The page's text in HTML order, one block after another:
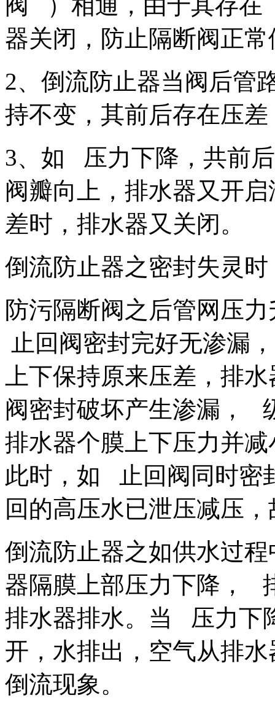
器关闭，防止隔断阀正常
2、倒流防止器当阀后管
持不变，其前后存在压
3、如 压力下降，共前
阀瓣向上，排水器又开
差时，排水器又关闭。
倒流防止器之密封失灵时
防污隔断阀之后管网压
止回阀密封完好无渗漏
上下保持原来压差，排
阀密封破坏产生渗漏，
排水器个膜上下压力并
此时，如 止回阀同时密
回的高压水已泄压减压
倒流防止器之如供水过
器隔膜上部压力下降，
排水器排水。当 压力下
开，水排出，空气从排
倒流现象。